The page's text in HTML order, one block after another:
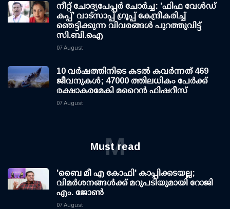
നീറ്റ് ചോദ്യപേപ്പര്‍ ചോര്‍ച്ച: 'ഫിഫ വേള്‍ഡ്
കപ്പ്' വാട്സാപ്പ് ഗ്രൂപ്പ് കേന്ദ്രീകരിച്ച്
ഞെട്ടിക്കുന്ന വിവരങ്ങള്‍ പുറത്തുവിട്ട്
സി.ബി.ഐ
07 August
10 വര്‍ഷത്തിനിടെ കടല്‍ കവര്‍ന്നത് 469
ജീവനുകള്‍; 47000 ത്തിലധികം പേര്‍ക്ക്
രക്ഷാകരമേകി മറൈന്‍ ഫിഷറീസ്
07 August
Must read
M
'ബൈ മീ എ കോഫി' കാപ്പിക്കടയല്ല;
വിമര്‍ശനങ്ങള്‍ക്ക് മറുപടിയുമായി റോജി
എം. ജോണ്‍
07 August